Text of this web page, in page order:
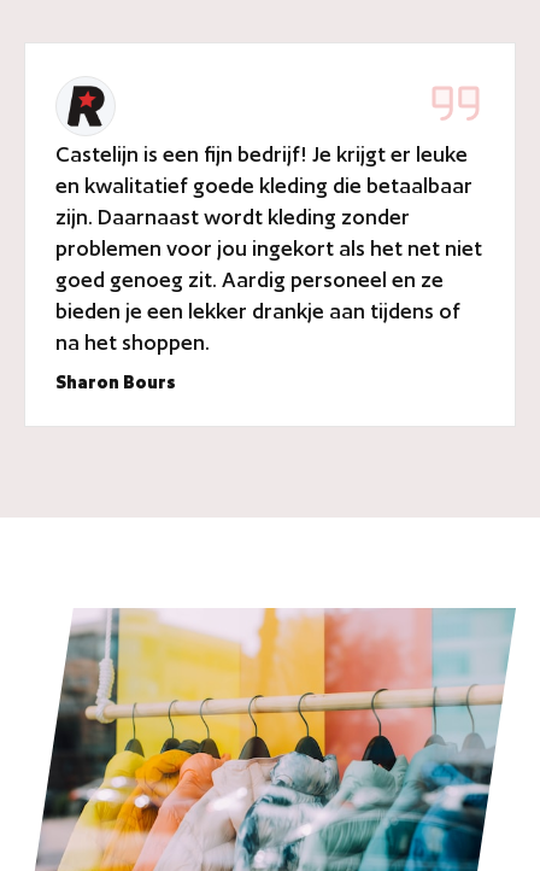
Castelijn is een fijn bedrijf! Je krijgt er leuke
en kwalitatief goede kleding die betaalbaar
zijn. Daarnaast wordt kleding zonder
problemen voor jou ingekort als het net niet
goed genoeg zit. Aardig personeel en ze
bieden je een lekker drankje aan tijdens of
na het shoppen.
Sharon Bours